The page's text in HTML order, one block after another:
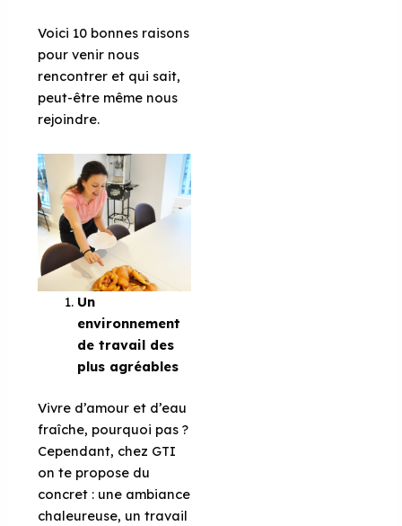
Voici 10 bonnes raisons
pour venir nous
rencontrer et qui sait,
peut-être même nous
rejoindre.
Un
environnement
de travail des
plus agréables
Vivre d’amour et d’eau
fraîche, pourquoi pas ?
Cependant, chez GTI
on te propose du
concret : une ambiance
chaleureuse, un travail